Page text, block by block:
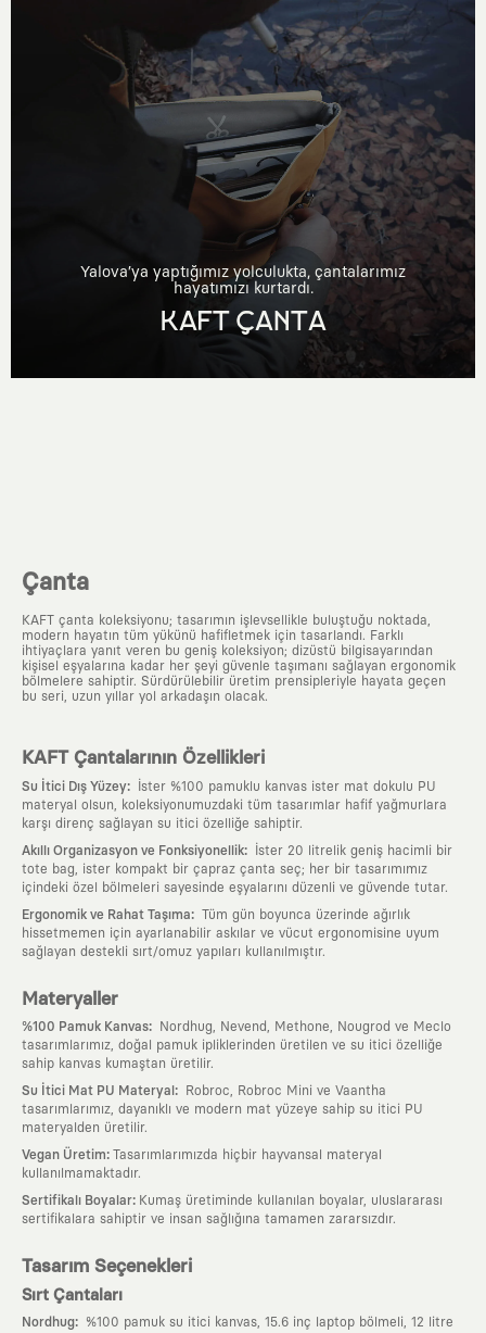
Yalova’ya yaptığımız yolculukta, çantalarımız
hayatımızı kurtardı.
KAFT ÇANTA
Çanta
KAFT çanta koleksiyonu; tasarımın işlevsellikle buluştuğu noktada,
modern hayatın tüm yükünü hafifletmek için tasarlandı. Farklı
ihtiyaçlara yanıt veren bu geniş koleksiyon; dizüstü bilgisayarından
kişisel eşyalarına kadar her şeyi güvenle taşımanı sağlayan ergonomik
bölmelere sahiptir. Sürdürülebilir üretim prensipleriyle hayata geçen
bu seri, uzun yıllar yol arkadaşın olacak.
KAFT Çantalarının Özellikleri
Su İtici Dış Yüzey:
İster %100 pamuklu kanvas ister mat dokulu PU
materyal olsun, koleksiyonumuzdaki tüm tasarımlar hafif yağmurlara
karşı direnç sağlayan su itici özelliğe sahiptir.
Akıllı Organizasyon ve Fonksiyonellik:
İster 20 litrelik geniş hacimli bir
tote bag, ister kompakt bir çapraz çanta seç; her bir tasarımımız
içindeki özel bölmeleri sayesinde eşyalarını düzenli ve güvende tutar.
Ergonomik ve Rahat Taşıma: Tüm gün boyunca üzerinde ağırlık
hissetmemen için ayarlanabilir askılar ve vücut ergonomisine uyum
sağlayan destekli sırt/omuz yapıları kullanılmıştır.
Materyaller
%100 Pamuk Kanvas:
Nordhug, Nevend, Methone, Nougrod ve Meclo
tasarımlarımız, doğal pamuk ipliklerinden üretilen ve su itici özelliğe
sahip kanvas kumaştan üretilir.
Su İtici Mat PU Materyal :
Robroc, Robroc Mini ve Vaantha
tasarımlarımız, dayanıklı ve modern mat yüzeye sahip su itici PU
materyalden üretilir.
Vegan Üretim: Tasarımlarımızda hiçbir hayvansal materyal
kullanılmamaktadır.
Sertifikalı Boyalar: Kumaş üretiminde kullanılan boyalar, uluslararası
sertifikalara sahiptir ve insan sağlığına tamamen zararsızdır.
Tasarım Seçenekleri
Sırt Çantaları
Nordhug:
%100 pamuk su itici kanvas, 15.6 inç laptop bölmeli, 12 litre